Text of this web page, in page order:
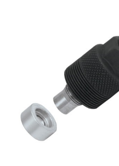
Scaun bicicleta copii
Chei si scule bicicleta
Portbagaj bicicleta
Antifurt bicicleta
Cosuri bicicleta
Pompa bicicleta